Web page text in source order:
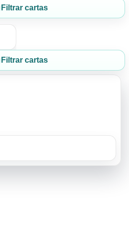
Filtrar cartas
Filtrar cartas